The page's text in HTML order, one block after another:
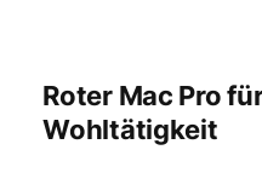
Roter Mac Pro
Wohltätigkeit